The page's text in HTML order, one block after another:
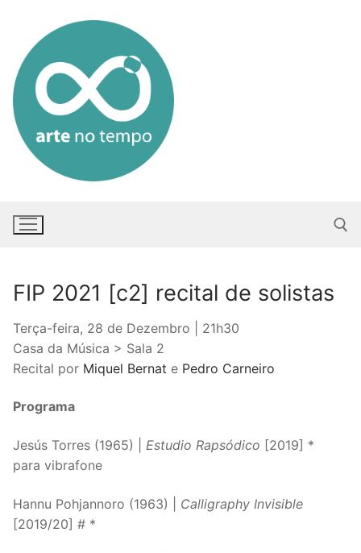
conteúdo
FIP 2021 [c2] recital de solistas
Terça-feira, 28 de Dezembro | 21h30
Casa da Música > Sala 2
Recital por Miquel Bernat e Pedro Carneiro
Programa
Jesús Torres (1965) | Estudio Rapsódico [2019] *
para vibrafone
Hannu Pohjannoro (1963) | Calligraphy Invisible
[2019/20] # *